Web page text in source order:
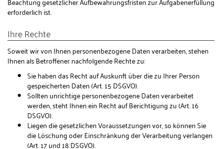
erforderlich ist.
Ihre Rechte
Soweit wir von Ihnen personenbezogene Daten verarbeiten, stehen
Ihnen als Betroffener nachfolgende Rechte zu:
Sie haben das Recht auf Auskunft über die zu Ihrer Person
gespeicherten Daten (Art. 15 DSGVO).
Sollten unrichtige personenbezogene Daten verarbeitet
werden, steht Ihnen ein Recht auf Berichtigung zu (Art. 16
DSGVO).
Liegen die gesetzlichen Voraussetzungen vor, so können Sie
die Löschung oder Einschränkung der Verarbeitung verlangen
(Art. 17 und 18 DSGVO).